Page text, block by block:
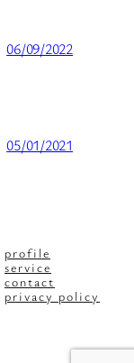
06/09/2022
05/01/2021
profile
service
contact
privacy policy